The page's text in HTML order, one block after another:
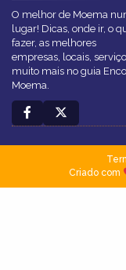
O melhor de Moema
lugar! Dicas, onde ir, o
fazer, as melhores
empresas, locais,
muito mais no guia
Moema.
Criado com